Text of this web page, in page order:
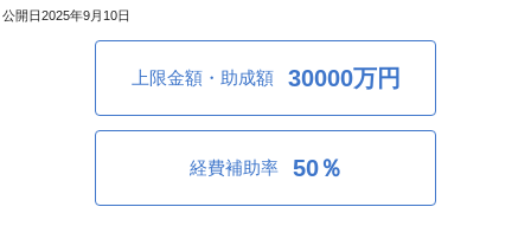
2025年9月10日
上限金額・助成額 30000万円
経費補助率 50％